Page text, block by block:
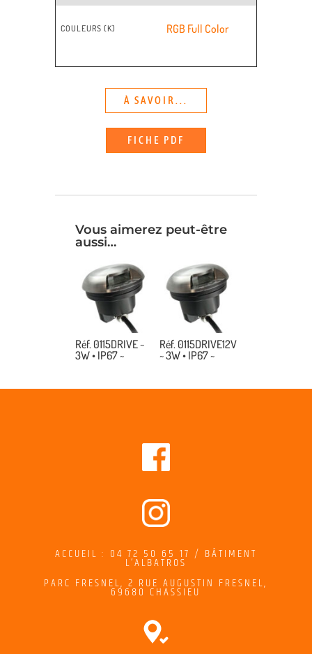
COULEURS (K) RGB Full Color
À SAVOIR...
FICHE PDF
Vous aimerez peut-être
aussi…
Réf. 0115DRIVE ~
3W • IP67 ~
Réf. 0115DRIVE12V
~ 3W • IP67 ~
ACCUEIL : 04 72 50 65 17 / BÂTIMENT
L’ALBATROS
PARC FRESNEL, 2 RUE AUGUSTIN FRESNEL,
69680 CHASSIEU